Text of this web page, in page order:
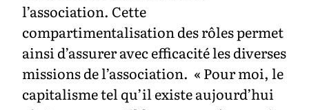
l’association. Cette
compartimentalisation des rôles permet
ainsi d’assurer avec efficacité les diverses
missions de l’association. « Pour moi, le
capitalisme tel qu’il existe aujourd’hui